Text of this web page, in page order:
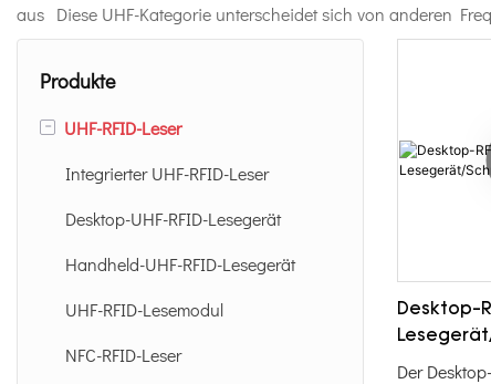
aus Diese UHF-Kategorie unterscheidet sich von anderen
Produkte
-
UHF-RFID-Leser
Integrierter UHF-RFID-Leser
Desktop-UHF-RFID-Lesegerät
Handheld-UHF-RFID-Lesegerät
UHF-RFID-Lesemodul
NFC-RFID-Leser
Desktop-
Der